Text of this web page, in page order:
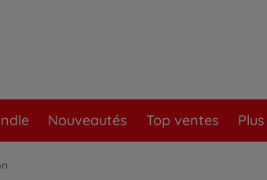
Nouveautés Top ventes Plus